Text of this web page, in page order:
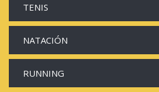
TENIS
NATACIÓN
RUNNING